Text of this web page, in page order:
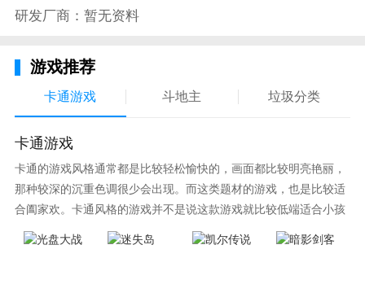
的氛围中攻打僵尸，但是方块人的加入又会带来怎样的
界、变化的天气以及丰富多样的武器与模式，僵尸小镇
将会为你带来全新的视听盛宴。
研发厂商：暂无资料
游戏推荐
卡通游戏 斗地主 垃圾分类
卡通游戏
卡通的游戏风格通常都是比较轻松愉快的，画面都比较明亮艳丽，
那种较深的沉重色调很少会出现。而这类题材的游戏，也是比较适
合阖家欢。卡通风格的游戏并不是说这款游戏就比较低端适合小孩
子玩，因为很多游戏厂商会故意把游戏中添加进入卡通元素，这也